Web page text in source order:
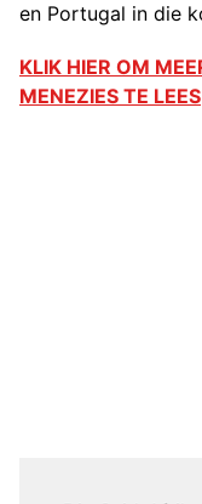
en Portugal in die
KLIK HIER OM
MENEZIES TE LEES